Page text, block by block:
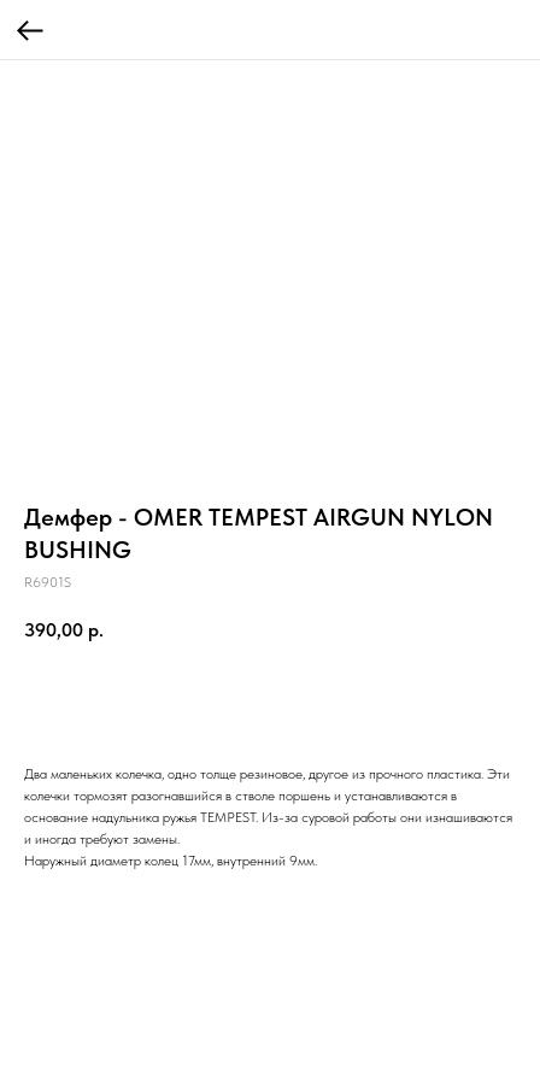
Демфер - OMER TEMPEST AIRGUN NYLON
BUSHING
R6901S
390,00 р.
Два маленьких колечка, одно толще резиновое, другое из прочного пластика. Эти
колечки тормозят разогнавшийся в стволе поршень и устанавливаются в
основание надульника ружья TEMPEST. Из-за суровой работы они изнашиваются
и иногда требуют замены.
Наружный диаметр колец 17мм, внутренний 9мм.